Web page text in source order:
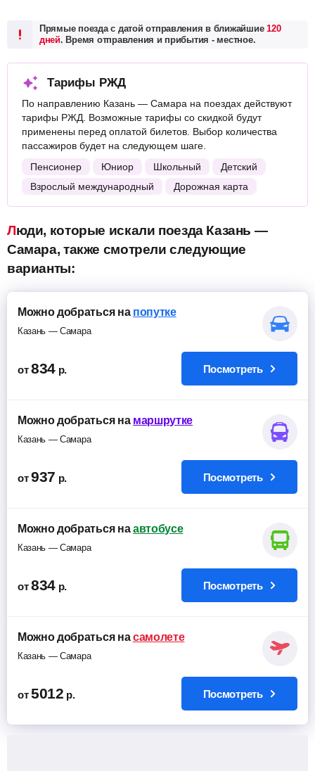
Прямые поезда с датой отправления в ближайшие120
дней. Время отправления и прибытия - местное.
Тарифы РЖД
По направлению Казань — Самара на поездах действуют
тарифы РЖД. Возможные тарифы со скидкой будут
применены перед оплатой билетов. Выбор количества
пассажиров будет на следующем шаге.
Пенсионер
Юниор Школьный
Детский
Взрослый международный
Дорожная карта
Люди, которые искали поезда Казань —
Самара, также смотрели следующие
варианты:
Можно добраться на попутке
Казань — Самара
от834 р. Посмотреть
Можно добраться на маршрутке
Казань — Самара
от937 р. Посмотреть
Можно добраться наавтобусе
Казань — Самара
от834 р. Посмотреть
Можно добраться насамолете
Казань — Самара
от5012 р. Посмотреть